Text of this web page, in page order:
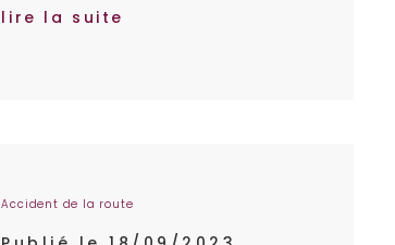
lire la suite
Accident de la route